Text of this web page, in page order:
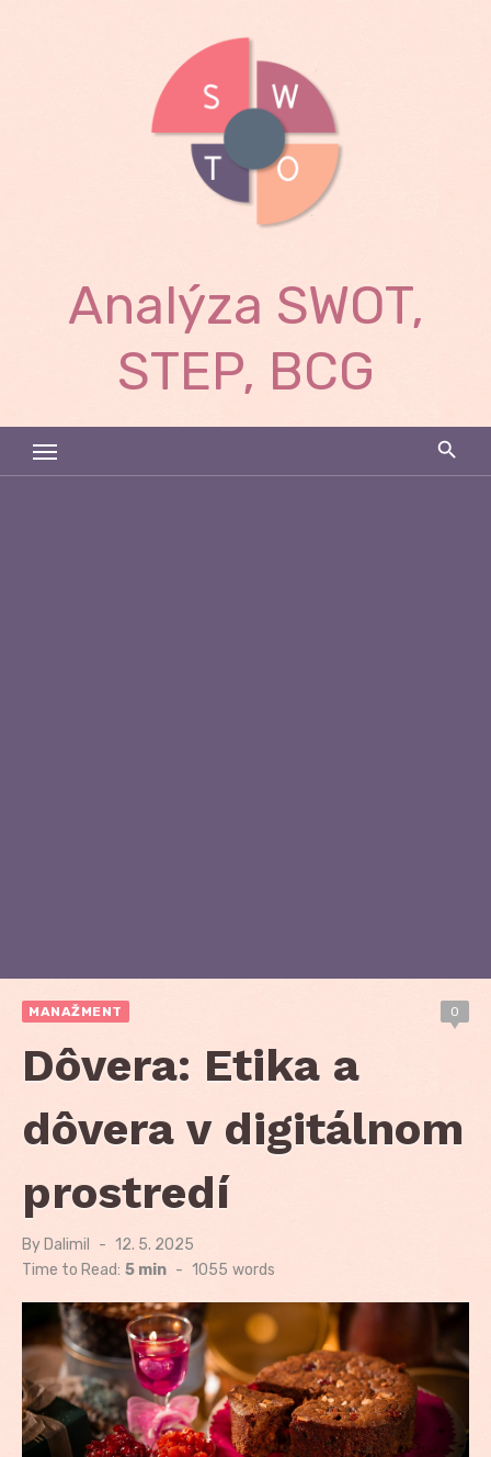
Analýza SWOT,
STEP, BCG
MANAŽMENT 0
Dôvera: Etika a
dôvera v digitálnom
prostredí
By Dalimil
Posted
on
12. 5. 2025
Time to Read: 5 min - 1055 words